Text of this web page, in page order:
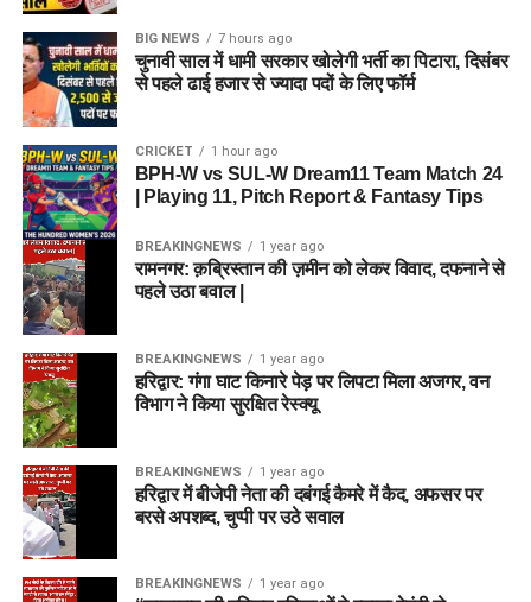
BIG NEWS 7 hours ago
चुनावी साल में धामी सरकार खोलेगी भर्ती का पिटारा, दिसंबर
से पहले ढाई हजार से ज्यादा पदों के लिए फॉर्म
CRICKET 1 hour ago
BPH-W vs SUL-W Dream11 Team Match 24
| Playing 11, Pitch Report & Fantasy Tips
BREAKINGNEWS 1 year ago
रामनगर: क़ब्रिस्तान की ज़मीन को लेकर विवाद, दफनाने से
पहले उठा बवाल |
BREAKINGNEWS 1 year ago
हरिद्वार: गंगा घाट किनारे पेड़ पर लिपटा मिला अजगर, वन
विभाग ने किया सुरक्षित रेस्क्यू
BREAKINGNEWS 1 year ago
हरिद्वार में बीजेपी नेता की दबंगई कैमरे में कैद, अफसर पर
बरसे अपशब्द, चुप्पी पर उठे सवाल
BREAKINGNEWS 1 year ago